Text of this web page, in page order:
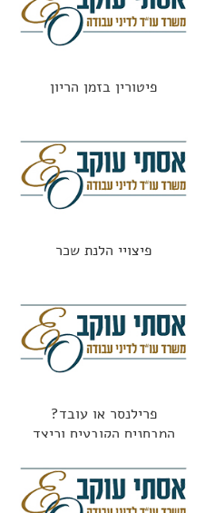
פיטורין בזמן הריון
פיצויי הלנת שכר
פרילנסר או עובד?
המבחנים הקובעים וכיצד